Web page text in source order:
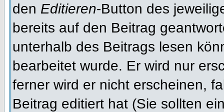
den Editieren-Button des
bereits auf den Beitrag
unterhalb des Beitrags lesen
bearbeitet wurde. Er wird nur
ferner wird er nicht erscheinen,
Beitrag editiert hat (Sie sollten